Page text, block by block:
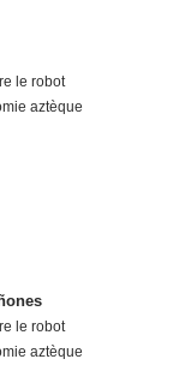
le robot
aztèque
le robot
aztèque